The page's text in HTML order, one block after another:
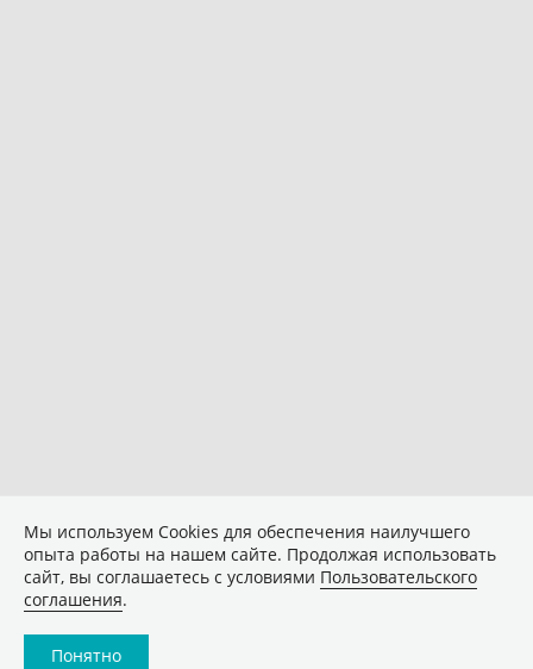
Мы используем Сookies для обеспечения наилучшего
опыта работы на нашем сайте. Продолжая использовать
сайт, вы соглашаетесь с условиями Пользовательского
соглашения.
Понятно